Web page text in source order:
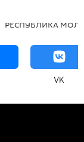
РЕСПУБЛИКА
VK